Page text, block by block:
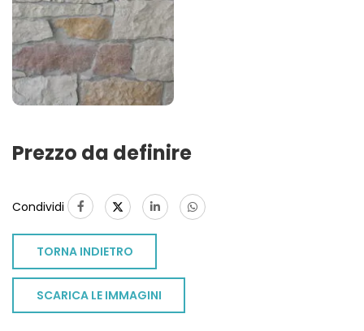
Prezzo da definire
Condividi
TORNA INDIETRO
SCARICA LE IMMAGINI